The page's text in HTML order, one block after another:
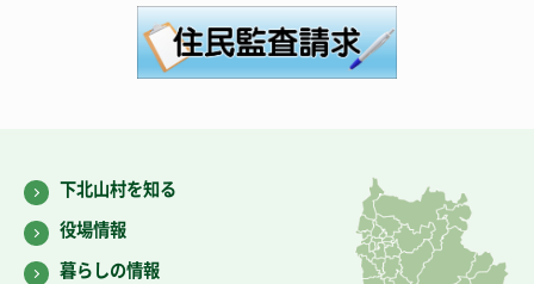
下北山村を知る
役場情報
暮らしの情報